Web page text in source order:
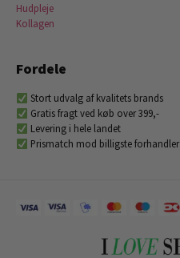
Hudpleje
Kollagen
Fordele
Stort udvalg af kvalitets brands
Gratis fragt ved køb over 399,-
Levering i hele landet
Prismatch mod billigste forhandler